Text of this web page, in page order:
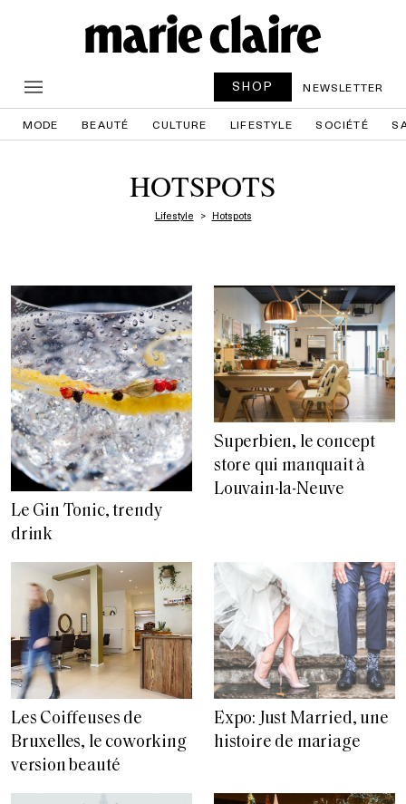
SHOP NEWSLETTER
MODE BEAUTÉ CULTURE LIFESTYLE SOCIÉTÉ
HOTSPOTS
Lifestyle Hotspots
Le Gin Tonic, trendy
drink
Superbien, le concept
store qui manquait à
Louvain-la-Neuve
Les Coiffeuses de
Bruxelles, le coworking
version beauté
Expo: Just Married, une
histoire de mariage